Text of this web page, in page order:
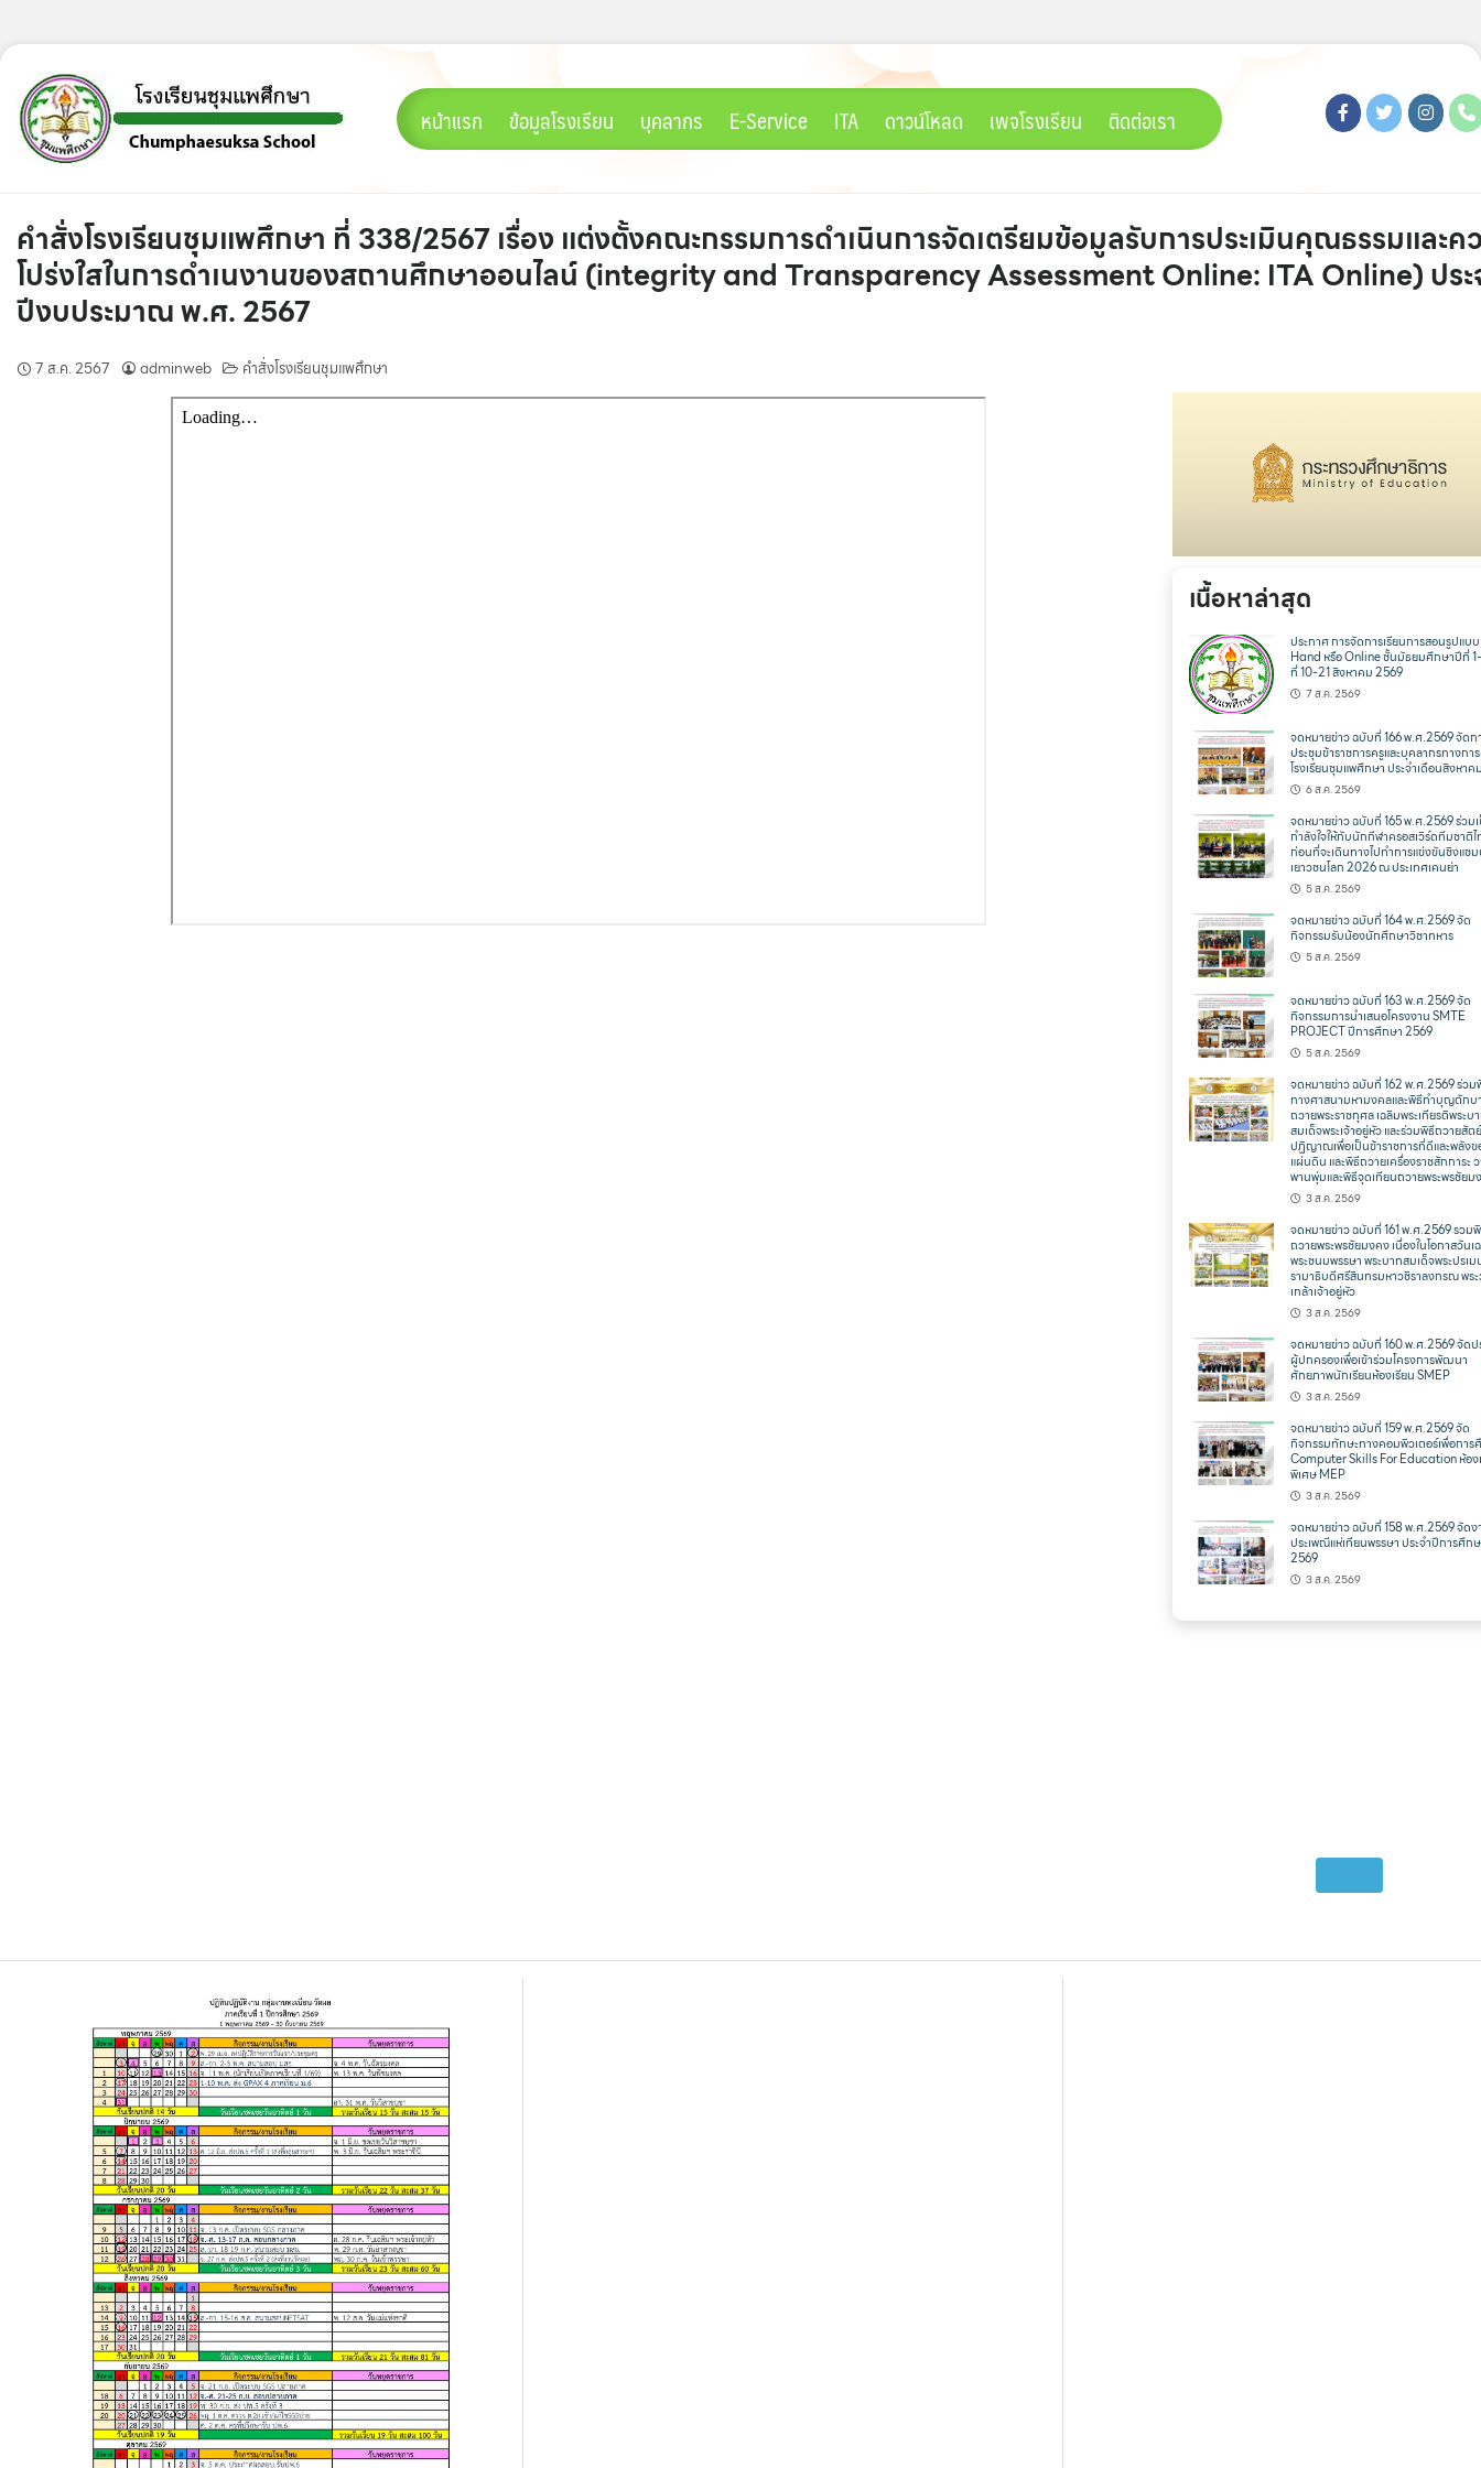
content
หน้าแรก ข้อมูลโรงเรียน บุคลากร E-Service ITA ดาวน์โหลด เพจโรงเรียน ติดต่อเรา
คำสั่งโรงเรียนชุมแพศึกษา ที่ 338/2567 เรื่อง แต่งตั้งคณะกรรมการดำเนินการจัดเตรียมข้อมูลรับการประเมินคุณธรรมและค
โปร่งใสในการดำเนงานของสถานศึกษาออนไลน์ (integrity and Transparency Assessment Online: ITA Online) ประ
ปีงบประมาณ พ.ศ. 2567
7 ส.ค. 2567 adminweb คำสั่งโรงเรียนชุมแพศึกษา
เนื้อหาล่าสุด
ประกาศ การจัดการเรียนการสอนรูปแบ
Hand หรือ Online ชั้นมัธยมศึกษาปีที่
ที่ 10-21 สิงหาคม 2569
7 ส.ค. 2569
จดหมายข่าว ฉบับที่ 166 พ.ศ.2569 จัดก
ประชุมข้าราชการครูและบุคลากรทางกา
โรงเรียนชุมแพศึกษา ประจำเดือนสิงหาค
6 ส.ค. 2569
จดหมายข่าว ฉบับที่ 165 พ.ศ.2569 ร่วม
กำลังใจให้กับนักกีฬาครอสเวิร์ดทีมชาติ
ก่อนที่จะเดินทางไปทำการแข่งขันชิงแช
เยาวชนโลก 2026 ณ ประเทศเคนย่า
5 ส.ค. 2569
จดหมายข่าว ฉบับที่ 164 พ.ศ.2569 จัด
กิจกรรมรับน้องนักศึกษาวิชาทหาร
5 ส.ค. 2569
จดหมายข่าว ฉบับที่ 163 พ.ศ.2569 จัด
กิจกรรมการนำเสนอโครงงาน SMTE
PROJECT ปีการศึกษา 2569
5 ส.ค. 2569
จดหมายข่าว ฉบับที่ 162 พ.ศ.2569 ร่วม
ทางศาสนามหามงคลและพิธีทำบุญตักบ
ถวายพระราชกุศล เฉลิมพระเกียรติพระบ
สมเด็จพระเจ้าอยู่หัว และร่วมพิธีถวายสัต
ปฏิญาณเพื่อเป็นข้าราชการที่ดีและพลังข
แผ่นดิน และพิธีถวายเครื่องราชสักการะ
พานพุ่มและพิธีจุดเทียนถวายพระพรชัยม
3 ส.ค. 2569
จดหมายข่าว ฉบับที่ 161 พ.ศ.2569 รวม
ถวายพระพรชัยมงคง เนื่องในโอกาสวันเ
พระชนมพรรษา พระบาทสมเด็จพระปรเ
รามาธิบดีศรีสินทรมหาวชิราลงกรณ พร
เกล้าเจ้าอยู่หัว
3 ส.ค. 2569
จดหมายข่าว ฉบับที่ 160 พ.ศ.2569 จัดป
ผู้ปกครองเพื่อเข้าร่วมโครงการพัฒนา
ศักยภาพนักเรียนห้องเรียน SMEP
3 ส.ค. 2569
จดหมายข่าว ฉบับที่ 159 พ.ศ.2569 จัด
กิจกรรมทักษะทางคอมพิวเตอร์เพื่อการ
Computer Skills For Education ห้อง
พิเศษ MEP
3 ส.ค. 2569
จดหมายข่าว ฉบับที่ 158 พ.ศ.2569 จัดง
ประเพณีแห่เทียนพรรษา ประจำปีการศึก
2569
3 ส.ค. 2569